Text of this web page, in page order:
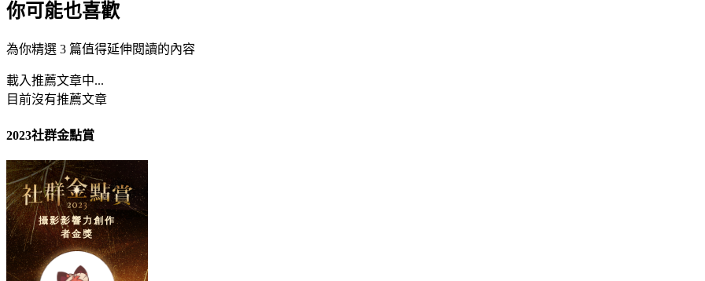
你可能也喜歡
為你精選 3 篇值得延伸閱讀的內容
載入推薦文章中...
目前沒有推薦文章
2023社群金點賞